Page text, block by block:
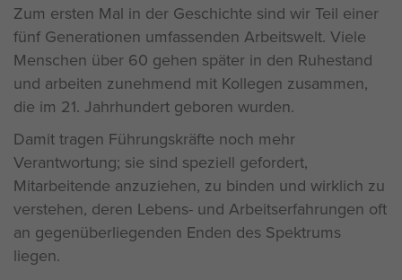
Zum ersten Mal in der Geschichte sind wir Teil einer
fünf Generationen umfassenden Arbeitswelt. Viele
Menschen über 60 gehen später in den Ruhestand
und arbeiten zunehmend mit Kollegen zusammen,
die im 21. Jahrhundert geboren wurden.
Damit tragen Führungskräfte noch mehr
Verantwortung; sie sind speziell gefordert,
Mitarbeitende anzuziehen, zu binden und wirklich zu
verstehen, deren Lebens- und Arbeitserfahrungen oft
an gegenüberliegenden Enden des Spektrums
liegen.